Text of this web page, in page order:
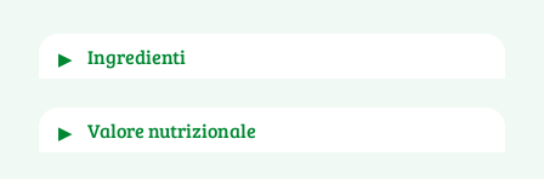
ingredienti
▶
lattughino verde, lattughino rosso, lattuga
valore nutrizionale
▶